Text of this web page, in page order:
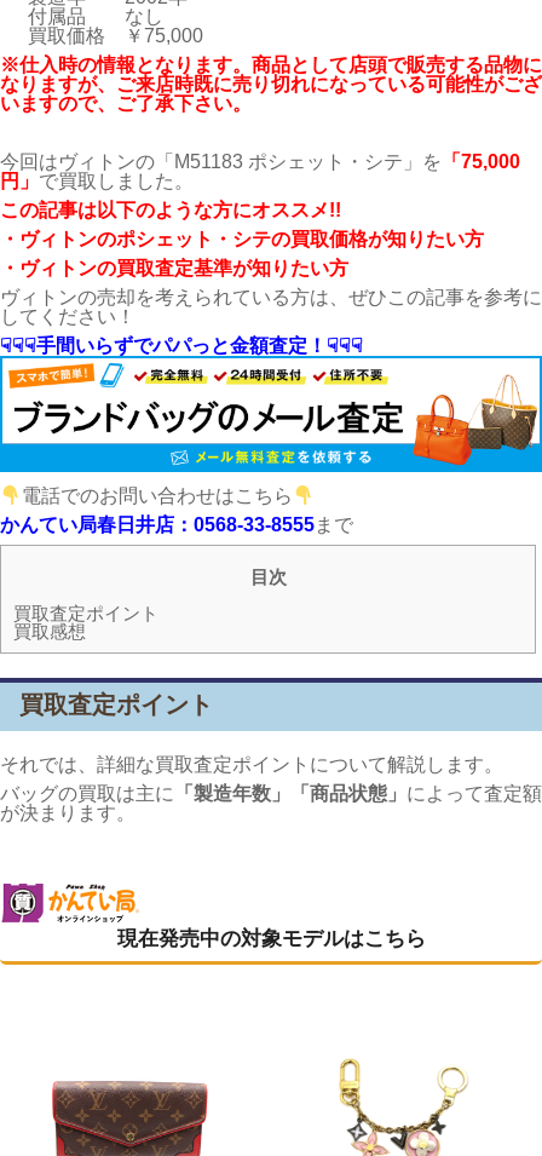
付属品
なし
買取価格
￥75,000
※仕入時の情報となります。商品として店頭で販売する品物に
なりますが、ご来店時既に売り切れになっている可能性がござ
いますので、ご了承下さい。
今回はヴィトンの「M51183 ポシェット・シテ」を 「75,000
円」 で買取しました。
こ の記事は以下のような方にオススメ!!
・ヴィトンのポシェット・シテの買取価格が知りたい方
・ヴィトンの買取査定基準が知りたい方
ヴィトンの売却を考えられている方は、ぜひこの記事を参考に
してください！
☟☟☟手間いらずでパパっと金額査定！☟☟☟
電話でのお問い合わせはこちら
かんてい局春日井店：0568-33-8555まで
目次
買取査定ポイント
買取感想
買取査定ポイント
それでは、詳細な買取査定ポイントについて解説します。
バッグの買取は主に 「製造年数」「商品状態」 によって査定額
が決まります。
現在発売中の対象モデルはこちら